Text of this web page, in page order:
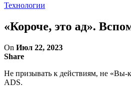
Технологии
«Короче, это ад».
On Июл 22, 2023
Share
Не призывать к действиям, не «Вы-
ADS.